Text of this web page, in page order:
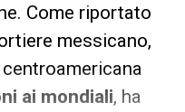
Come riportato
messicano,
ai mondiali, ha